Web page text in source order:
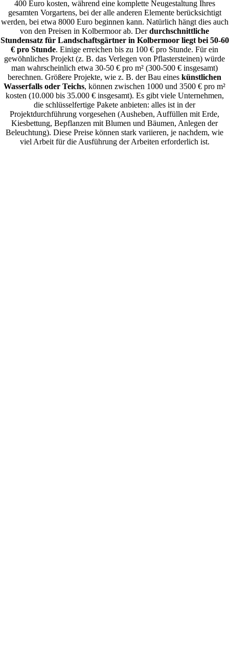
400 Euro kosten, während eine komplette Neugestaltung Ihres
gesamten Vorgartens, bei der alle anderen Elemente berücksichtigt
werden, bei etwa 8000 Euro beginnen kann. Natürlich hängt dies auch
von den Preisen in Kolbermoor ab. Derdurchschnittliche
Stundensatz für Landschaftsgärtner in Kolbermoor liegt bei 50-60
€ pro Stunde. Einige erreichen bis zu 100 € pro Stunde. Für ein
gewöhnliches Projekt (z. B. das Verlegen von Pflastersteinen) würde
man wahrscheinlich etwa 30-50 € pro m² (300-500 € insgesamt)
berechnen. Größere Projekte, wie z. B. der Bau eines künstlichen
Wasserfalls oder Teichs, können zwischen 1000 und 3500 € pro m²
kosten (10.000 bis 35.000 € insgesamt). Es gibt viele Unternehmen,
die schlüsselfertige Pakete anbieten: alles ist in der
Projektdurchführung vorgesehen (Ausheben, Auffüllen mit Erde,
Kiesbettung, Bepflanzen mit Blumen und Bäumen, Anlegen der
Beleuchtung). Diese Preise können stark variieren, je nachdem, wie
viel Arbeit für die Ausführung der Arbeiten erforderlich ist.